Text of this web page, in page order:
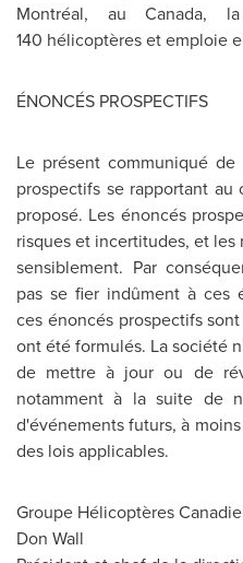
Montréal, auCanada, la
140 hélicoptères et emploie
ÉNONCÉS PROSPECTIFS
Le présent communiqué
prospectifs se rapportant
proposé. Les énoncés
risques et incertitudes, et
sensiblement. Par
pas se fier indûment à ces
ces énoncés prospectifs
ont été formulés. La société
de mettre à jour ou de
notamment à la suite de
d'événements futurs, à
des lois applicables.
Groupe Hélicoptères
Don Wall